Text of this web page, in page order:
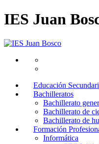
IES Juan
Educación
Bachilleratos
Bachillerato
Bachillerato de
Bachillerato de
Formación
Informática